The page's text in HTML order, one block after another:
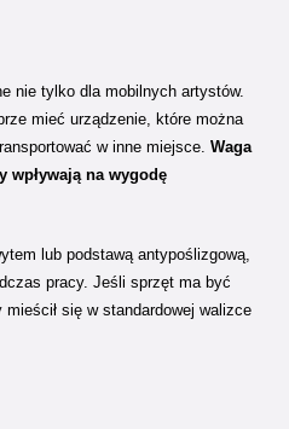
nie tylko dla mobilnych artystów.
mieć urządzenie, które można
w inne miejsce. Waga
wpływają na wygodę
lub podstawą antypoślizgową,
pracy. Jeśli sprzęt ma być
się w standardowej walizce